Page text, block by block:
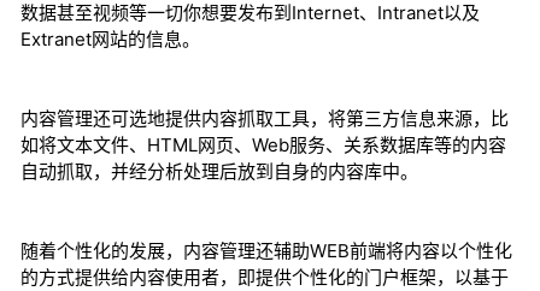
数据甚至视频等一切你想要发布到Internet、Intranet以及
Extranet网站的信息。
内容管理还可选地提供内容抓取工具，将第三方信息来源，比
如将文本文件、HTML网页、Web服务、关系数据库等的内容
自动抓取，并经分析处理后放到自身的内容库中。
随着个性化的发展，内容管理还辅助WEB前端将内容以个性化
的方式提供给内容使用者，即提供个性化的门户框架，以基于